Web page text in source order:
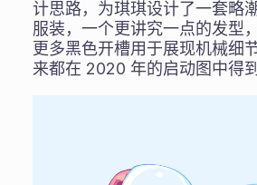
计思路，为琪琪设计了一套略
服装，一个更讲究一点的发型
更多黑色开槽用于展现机械细
来都在 2020 年的启动图中得